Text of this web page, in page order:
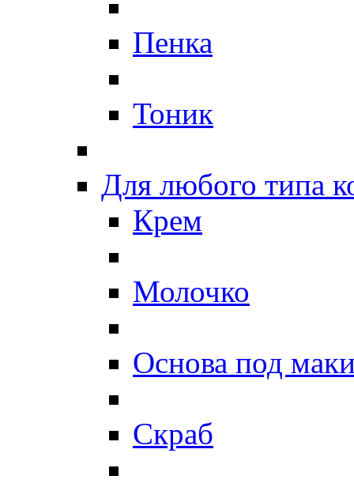
Пенка
Тоник
Для любого типа
Крем
Молочко
Основа под
Скраб